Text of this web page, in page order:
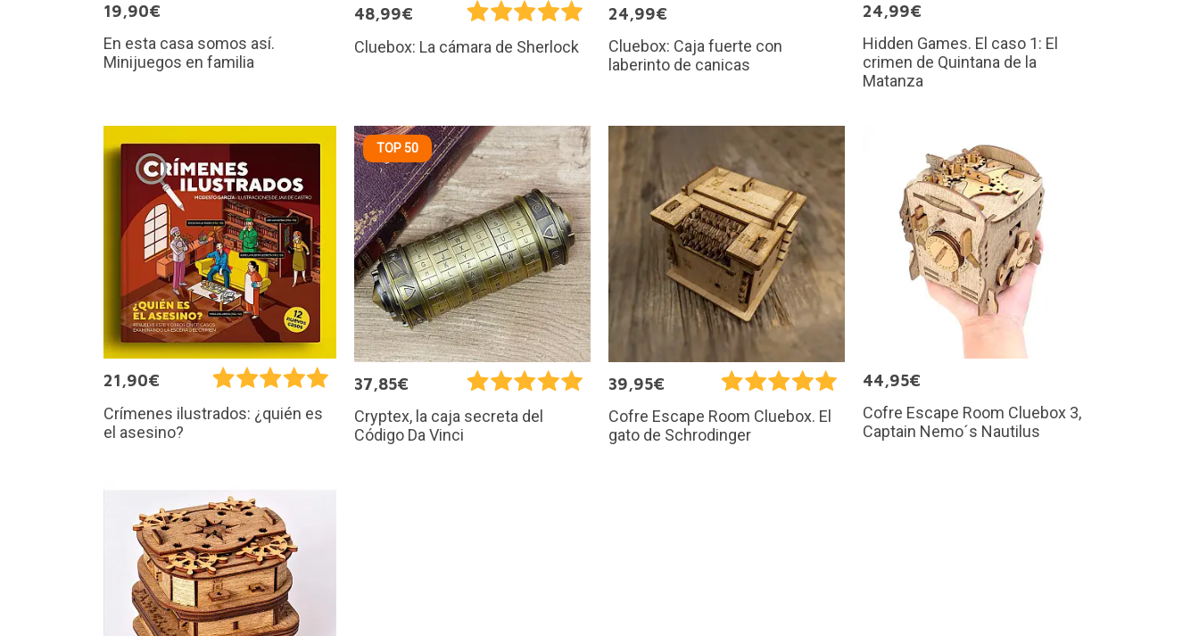
19,90€
En esta casa somos así.
Minijuegos en familia
48,99€
Cluebox: La cámara de Sherlock
24,99€
Cluebox: Caja fuerte con
laberinto de canicas
24,99€
Hidden Games. El caso 1: El
crimen de Quintana de la
Matanza
21,90€
Crímenes ilustrados: ¿quién es
el asesino?
TOP 50
37,85€
Cryptex, la caja secreta del
Código Da Vinci
39,95€
Cofre Escape Room Cluebox. El
gato de Schrodinger
44,95€
Cofre Escape Room Cluebox 3,
Captain Nemo´s Nautilus